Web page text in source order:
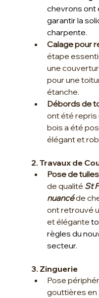
chevrons ont
garantir la
charpente.
Calage pour
étape
une
pour une
étanche.
Débords de
ont été repris
bois a été
élégant et
2. Travaux de
Pose de tuiles
de qualité St
nuancé de
ont retrouvé
et élégante
règles du
secteur.
3. Zinguerie
Pose
gouttières en